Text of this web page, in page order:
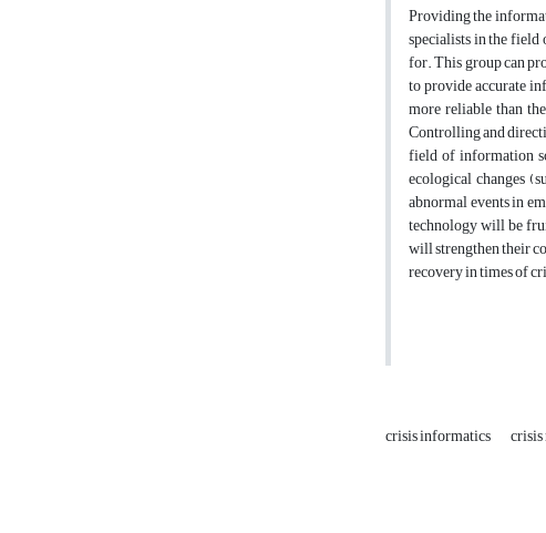
Providing the
specialists in the
for. This group can
to provide accurate
more reliable than
Controlling and
field of information
ecological changes
abnormal events in
technology will be
will strengthen their
recovery in times of
crisis informatics